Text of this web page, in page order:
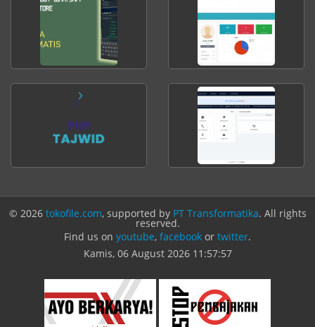
© 2026 tokofile.com, supported by PT Transformatika. All rights
reserved.
Find us on youtube, facebook or twitter.
Kamis, 06 August 2026 11:57:58